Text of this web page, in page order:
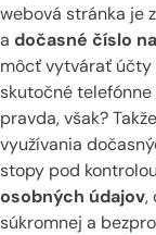
webová stránka je
a dočasné číslo
môcť vytvárať účty
skutočné
pravda, však?
využívania
stopy pod
osobných údajov,
súkromnej a